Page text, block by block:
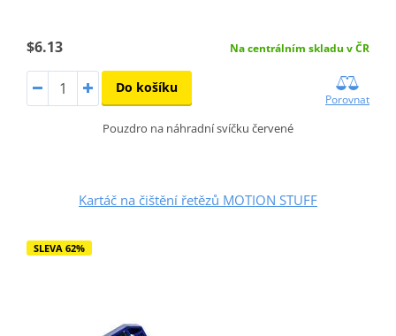
$6.13 Na centrálním skladu v ČR
Do košíku
Porovnat
Pouzdro na náhradní svíčku červené
Kartáč na čištění řetězů MOTION STUFF
SLEVA 62%